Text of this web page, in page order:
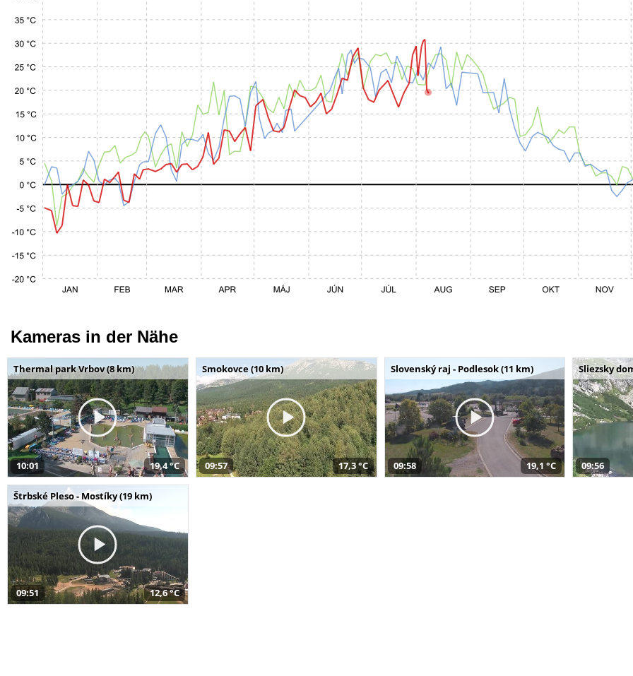
Kameras in der Nähe
Thermal park Vrbov (8 km)
10:01 19,4 °C
Smokovce (10 km)
09:57 17,3 °C
Slovenský raj - Podlesok (11 km)
09:58 19,1 °C
Sliezsky
09:56
Štrbské Pleso - Mostíky (19 km)
09:51 12,6 °C